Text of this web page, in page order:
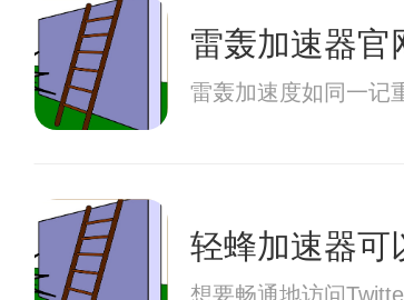
雷轰加速器官
雷轰加速度如同一记
轻蜂加速器可
想要畅通地访问